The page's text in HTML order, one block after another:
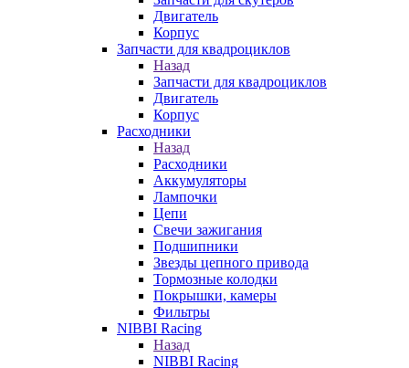
Двигатель
Корпус
Запчасти для квадроциклов
Назад
Запчасти для квадроциклов
Двигатель
Корпус
Расходники
Назад
Расходники
Аккумуляторы
Лампочки
Цепи
Свечи зажигания
Подшипники
Звезды цепного привода
Тормозные колодки
Покрышки, камеры
Фильтры
NIBBI Racing
Назад
NIBBI Racing